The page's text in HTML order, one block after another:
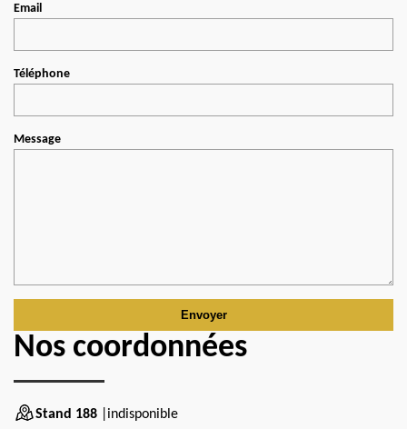
Email
Téléphone
Message
Nos coordonnées
Stand 188 |indisponible